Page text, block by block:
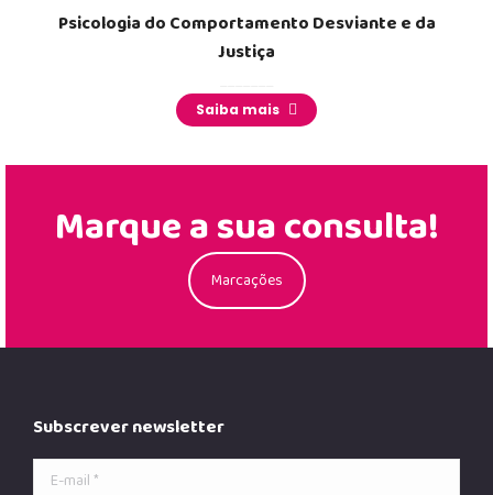
Psicologia do Comportamento Desviante e da
Justiça
Saiba mais
Marque a sua consulta!
Marcações
Subscrever newsletter
E-mail *